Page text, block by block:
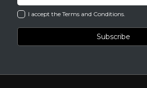
I accept the Terms and Conditions.